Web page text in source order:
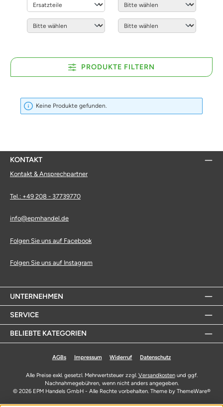
PRODUKTE FILTERN
Keine Produkte gefunden.
KONTAKT
Kontakt & Ansprechpartner
Tel.: +49 208 - 37739770
info@epmhandel.de
Folgen Sie uns auf Facebook
Folgen Sie uns auf Instagram
UNTERNEHMEN
SERVICE
BELIEBTE KATEGORIEN
AGBs Impressum Widerruf Datenschutz
Alle Preise exkl. gesetzl. Mehrwertsteuer zzgl. Versandkostenund ggf.
Nachnahmegebühren, wenn nicht anders angegeben.
© 2026 EPM Handels GmbH - Alle Rechte vorbehalten. Theme by ThemeWare®